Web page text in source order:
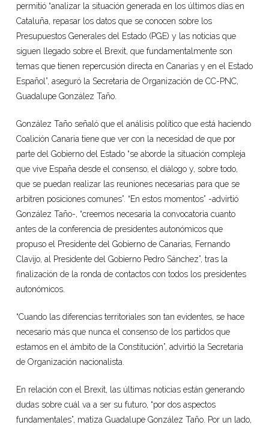
permitió “analizar la situación generada en los últimos días en
Cataluña, repasar los datos que se conocen sobre los
Presupuestos Generales del Estado (PGE) y las noticias que
siguen llegado sobre el Brexit, que fundamentalmente son
temas que tienen repercusión directa en Canarias y en el Estado
Español”, aseguró la Secretaria de Organización de CC-PNC,
Guadalupe González Taño.
González Taño señaló que el análisis político que está haciendo
Coalición Canaria tiene que ver con la necesidad de que por
parte del Gobierno del Estado “se aborde la situación compleja
que vive España desde el consenso, el diálogo y, sobre todo,
que se puedan realizar las reuniones necesarias para que se
arbitren posiciones comunes”. “En estos momentos” -advirtió
González Taño-, “creemos necesaria la convocatoria cuanto
antes de la conferencia de presidentes autonómicos que
propuso el Presidente del Gobierno de Canarias, Fernando
Clavijo, al Presidente del Gobierno Pedro Sánchez”, tras la
finalización de la ronda de contactos con todos los presidentes
autonómicos.
“Cuando las diferencias territoriales son tan evidentes, se hace
necesario más que nunca el consenso de los partidos que
estamos en el ámbito de la Constitución”, advirtió la Secretaria
de Organización nacionalista.
En relación con el Brexit, las últimas noticias están generando
dudas sobre cuál va a ser su futuro, “por dos aspectos
fundamentales”, matiza Guadalupe González Taño. Por un lado,